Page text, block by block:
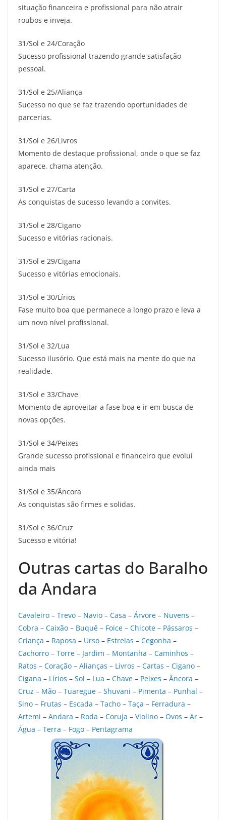
situação financeira e profissional para não atrair
roubos e inveja.
31/Sol e 24/Coração
Sucesso profissional trazendo grande satisfação
pessoal.
31/Sol e 25/Aliança
Sucesso no que se faz trazendo oportunidades de
parcerias.
31/Sol e 26/Livros
Momento de destaque profissional, onde o que se faz
aparece, chama atenção.
31/Sol e 27/Carta
As conquistas de sucesso levando a convites.
31/Sol e 28/Cigano
Sucesso e vitórias racionais.
31/Sol e 29/Cigana
Sucesso e vitórias emocionais.
31/Sol e 30/Lírios
Fase muito boa que permanece a longo prazo e leva a
um novo nível profissional.
31/Sol e 32/Lua
Sucesso ilusório. Que está mais na mente do que na
realidade.
31/Sol e 33/Chave
Momento de aproveitar a fase boa e ir em busca de
novas opções.
31/Sol e 34/Peixes
Grande sucesso profissional e financeiro que evolui
ainda mais
31/Sol e 35/Âncora
As conquistas são firmes e solidas.
31/Sol e 36/Cruz
Sucesso e vitória!
Outras cartas do Baralho
da Andara
Cavaleiro – Trevo – Navio – Casa – Árvore – Nuvens –
Cobra – Caixão – Buquê – Foice – Chicote – Pássaros –
Criança – Raposa – Urso – Estrelas – Cegonha –
Cachorro – Torre – Jardim – Montanha – Caminhos –
Ratos – Coração – Alianças – Livros – Cartas – Cigano –
Cigana – Lírios – Sol – Lua – Chave – Peixes – Âncora –
Cruz – Mão – Tuaregue – Shuvani – Pimenta – Punhal –
Sino – Frutas – Escada – Tacho – Taça – Ferradura –
Artemi – Andara – Roda – Coruja – Violino – Ovos – Ar –
Água – Terra – Fogo – Pentagrama